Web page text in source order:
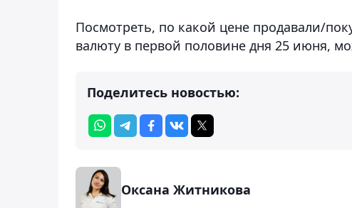
Посмотреть, по какой цене продавали/
валюту в первой половине дня 25 июня,
Поделитесь новостью:
Оксана Житникова